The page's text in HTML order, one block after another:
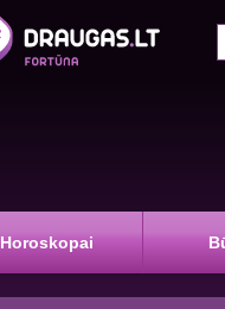
Horoskopai